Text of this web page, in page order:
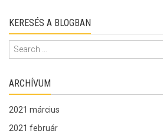
KERESÉS A BLOGBAN
ARCHÍVUM
2021 március
2021 február